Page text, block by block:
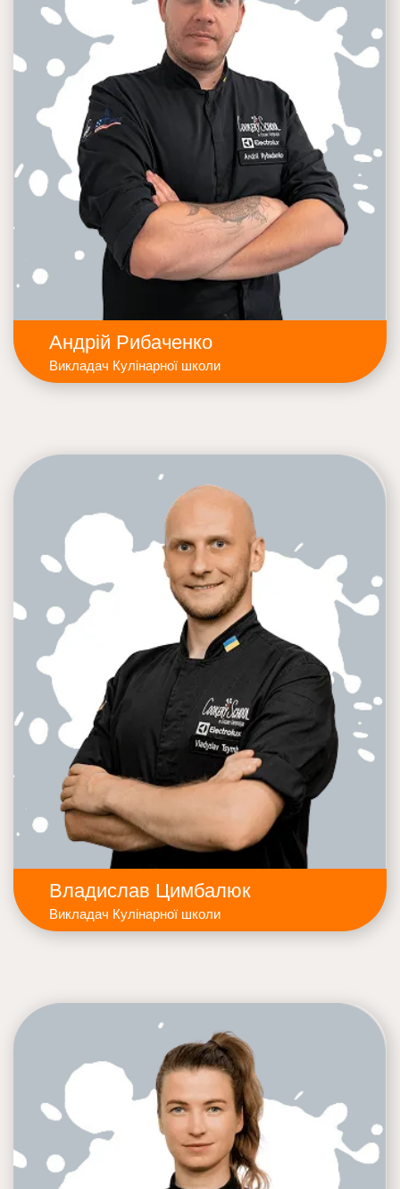
Андрій Рибаченко
Викладач Кулінарної школи
Владислав Цимбалюк
Викладач Кулінарної школи